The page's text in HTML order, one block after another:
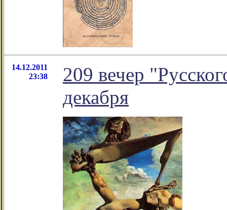
14.12.2011
23:38
209 вечер
декабря